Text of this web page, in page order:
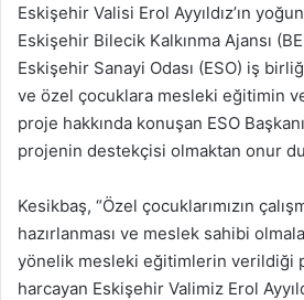
Eskişehir Valisi Erol Ayyıldız’ın
Eskişehir Bilecik Kalkınma Ajansı
Eskişehir Sanayi Odası (ESO) iş
ve özel çocuklara mesleki eğitimin
proje hakkında konuşan ESO
projenin destekçisi olmaktan onur
Kesikbaş, “Özel çocuklarımızın
hazırlanması ve meslek sahibi
yönelik mesleki eğitimlerin verildiği
harcayan Eskişehir Valimiz Erol